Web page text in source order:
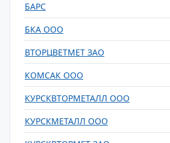
БАРС
БКА ООО
ВТОРЦВЕТМЕТ ЗАО
КОМСАК ООО
КУРСКВТОРМЕТАЛЛ ООО
КУРСКМЕТАЛЛ ООО